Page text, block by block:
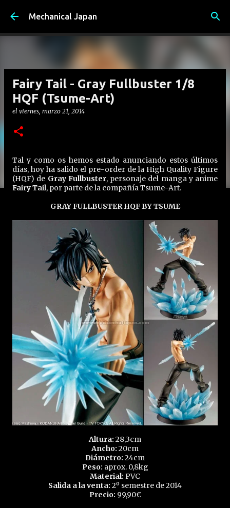
Ir al contenido principal
Mechanical Japan
Fairy Tail - Gray Fullbuster 1/8
HQF (Tsume-Art)
el viernes, marzo 21, 2014
Tal y como os hemos estado anunciando estos últimos
días, hoy ha salido el pre-order de la High Quality Figure
(HQF) de Gray Fullbuster, personaje del manga y anime
Fairy Tail, por parte de la compañía Tsume-Art.
GRAY FULLBUSTER HQF BY TSUME
Altura: 28,3cm
Ancho: 20cm
Diámetro: 24cm
Peso: aprox. 0,8kg
Material: PVC
Salida a la venta: 2º semestre de 2014
Precio: 99,90€